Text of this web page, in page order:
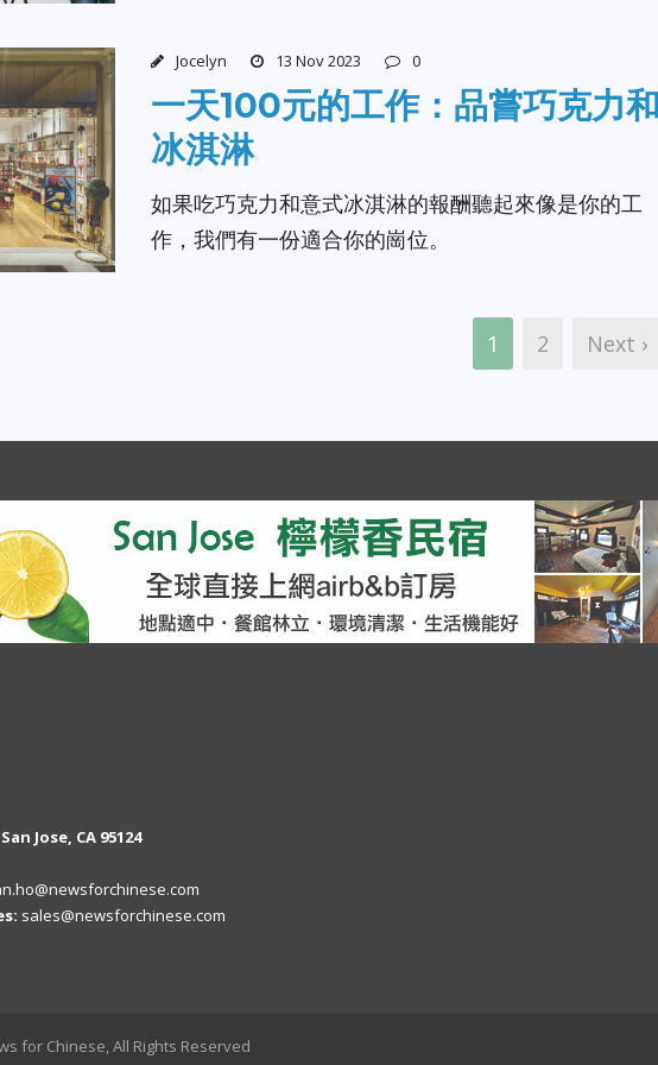
Jocelyn 13 Nov 2023 0
一天100元的工作：品嘗巧克力
冰淇淋
如果吃巧克力和意式冰淇淋的報酬聽起來像是你的工
作，我們有一份適合你的崗位。
1 2 Next ›
Jose, CA 95124
sales@newsforchinese.com
for Chinese, All Rights Reserved